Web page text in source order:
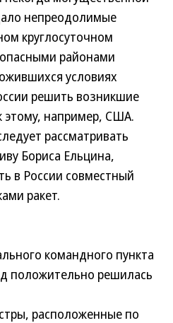
непреодолимые
круглосуточном
районами
условиях
решить возникшие
этому, например, США.
рассматривать
Бориса Ельцина,
в России совместный
ракет.
командного пункта
положительно решилась
расположенные по